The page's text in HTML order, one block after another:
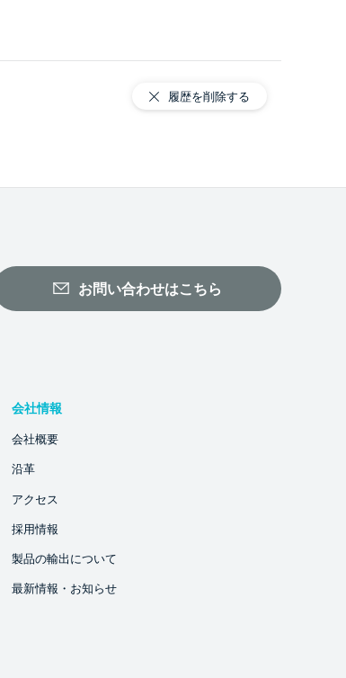
履歴を削除する
お問い合わせはこちら
会社情報
会社概要
沿革
アクセス
採用情報
製品の輸出について
最新情報・お知らせ